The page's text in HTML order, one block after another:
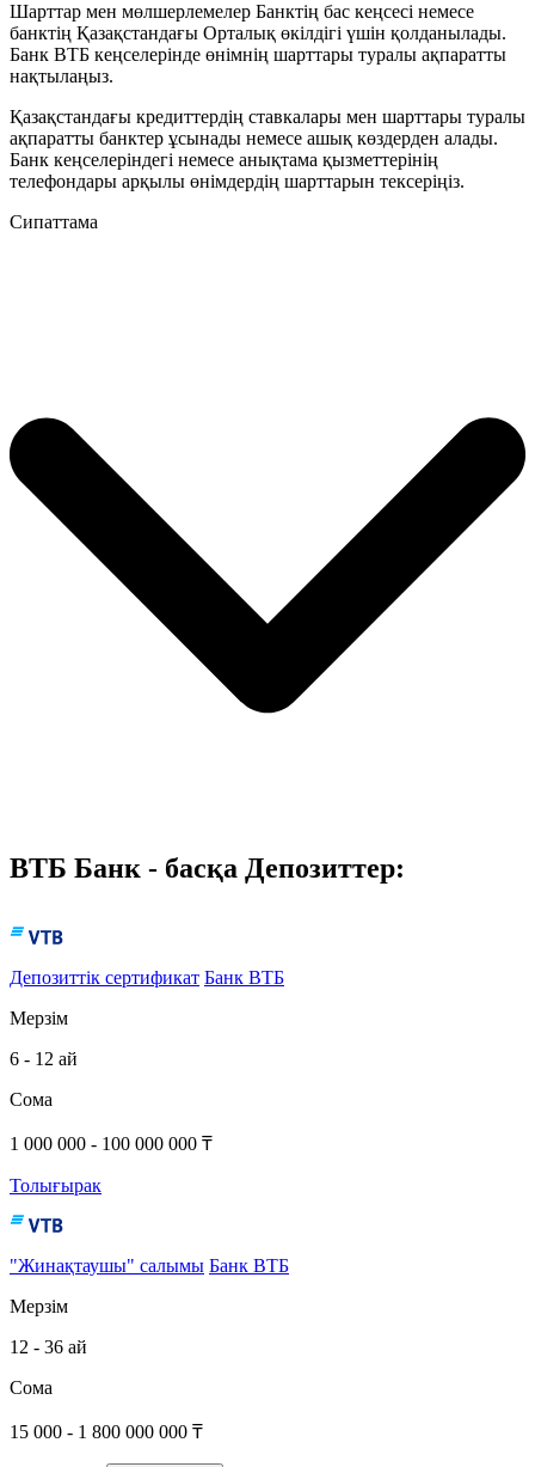
Шарттар мен мөлшерлемелер Банктің бас кеңсесі немесе
банктің Қазақстандағы Орталық өкілдігі үшін қолданылады.
Банк ВТБ кеңселерінде өнімнің шарттары туралы ақпаратты
нақтылаңыз.
Қазақстандағы кредиттердің ставкалары мен шарттары туралы
ақпаратты банктер ұсынады немесе ашық көздерден алады.
Банк кеңселеріндегі немесе анықтама қызметтерінің
телефондары арқылы өнімдердің шарттарын тексеріңіз.
Сипаттама
ВТБ Банк - басқа Депозиттер:
Депозиттік сертификат Банк ВТБ
Мерзім
6 - 12 ай
Сома
1 000 000 - 100 000 000 ₸
Толығырак
"Жинақтаушы" салымы Банк ВТБ
Мерзім
12 - 36 ай
Сома
15 000 - 1 800 000 000 ₸